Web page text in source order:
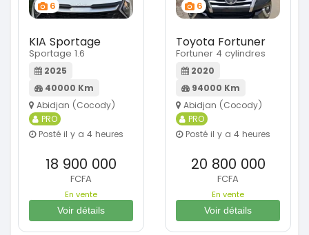
6
KIA Sportage
Sportage 1.6
2025
40000 Km
Abidjan (Cocody)
PRO
Posté il y a 4 heures
18 900 000
FCFA
En vente
Voir détails
6
Toyota Fortuner
Fortuner 4 cylindres
2020
94000 Km
Abidjan (Cocody)
PRO
Posté il y a 4 heures
20 800 000
FCFA
En vente
Voir détails